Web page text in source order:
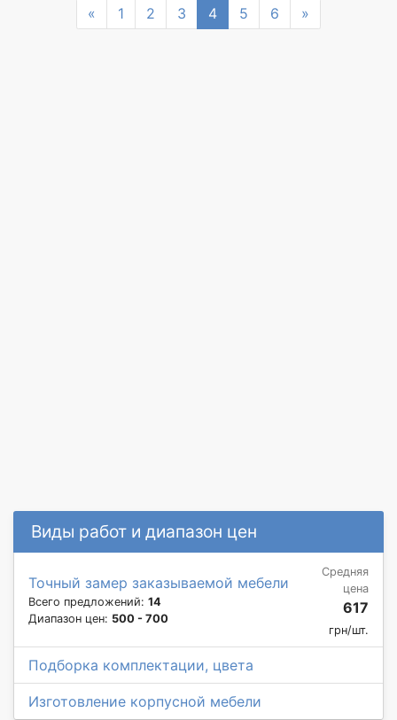
Виды работ и диапазон цен
Точный замер заказываемой мебели
Всего предложений: 14
Диапазон цен: 500 - 700
Средняя
цена
617
грн/шт.
Подборка комплектации, цвета
Изготовление корпусной мебели
« Previous
1 2 3 4 5 6 »